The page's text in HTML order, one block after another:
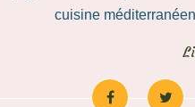
cuisine